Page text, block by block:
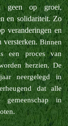
geen op groei,
en solidariteit. Zo
veranderingen en
versterken.Binnen
een proces van
herzien. De
neergelegd in
dat alle
in